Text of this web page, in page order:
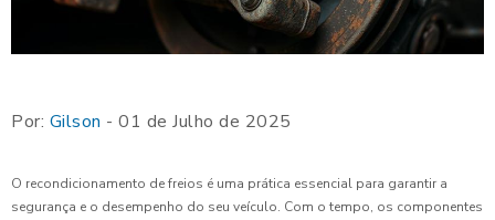
Por: Gilson - 01 de Julho de 2025
O recondicionamento de freios é uma prática essencial para garantir a
segurança e o desempenho do seu veículo. Com o tempo, os componentes